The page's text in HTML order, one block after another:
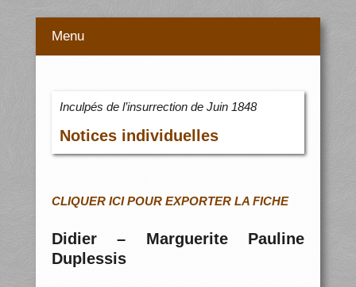
Menu
Inculpés de l’insurrection de Juin 1848
Notices individuelles
CLIQUER ICI POUR EXPORTER LA FICHE
Didier – Marguerite Pauline
Duplessis